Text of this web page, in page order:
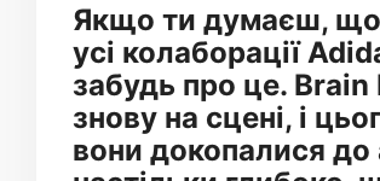
Якщо ти думаєш,
усі колаборації
забудь про це. Brain
знову на сцені, і
вони докопалися до